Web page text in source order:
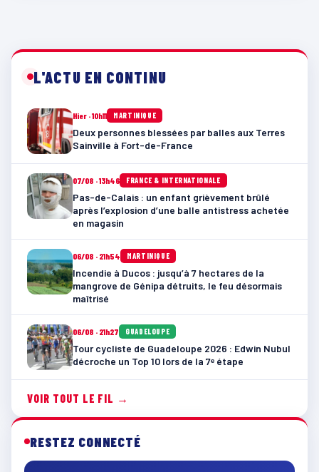
L'ACTU EN CONTINU
Hier · 10h11 MARTINIQUE
Deux personnes blessées par balles aux Terres
Sainville à Fort-de-France
07/08 · 13h46 FRANCE & INTERNATIONALE
Pas-de-Calais : un enfant grièvement brûlé
après l’explosion d’une balle antistress achetée
en magasin
06/08 · 21h54 MARTINIQUE
Incendie à Ducos : jusqu’à 7 hectares de la
mangrove de Génipa détruits, le feu désormais
maîtrisé
06/08 · 21h27 GUADELOUPE
Tour cycliste de Guadeloupe 2026 : Edwin Nubul
décroche un Top 10 lors de la 7ᵉ étape
VOIR TOUT LE FIL →
RESTEZ CONNECTÉ